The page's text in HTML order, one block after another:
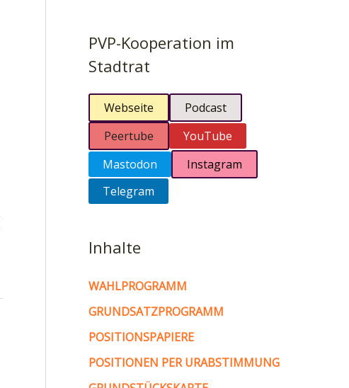
PVP-Kooperation im
Stadtrat
Webseite
Podcast
Peertube
YouTube
Mastodon
Instagram
Telegram
Inhalte
WAHLPROGRAMM
GRUNDSATZPROGRAMM
POSITIONSPAPIERE
POSITIONEN PER URABSTIMMUNG